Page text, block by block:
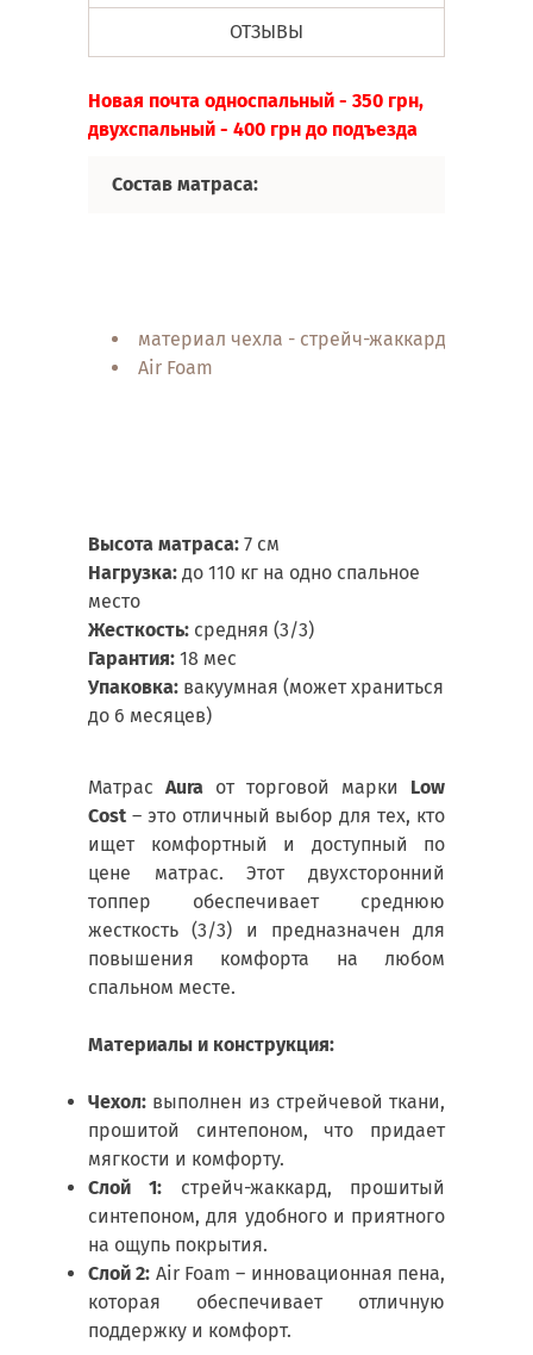
ОТЗЫВЫ
Новая почта односпальный - 350 грн,
двухспальный - 400 грн до подъезда
Состав матраса:
материал чехла - стрейч-жаккард,
Air Foam
Высота матраса: 7 см
Нагрузка: до 110 кг на одно спальное
место
Жесткость: средняя (3/3)
Гарантия: 18 мес
Упаковка: вакуумная (может храниться
до 6 месяцев)
Матрас Aura от торговой марки Low
Cost – это отличный выбор для тех, кто
ищет комфортный и доступный по
цене матрас. Этот двухсторонний
топпер обеспечивает среднюю
жесткость (3/3) и предназначен для
повышения комфорта на любом
спальном месте.
Материалы и конструкция:
Чехол: выполнен из стрейчевой ткани,
прошитой синтепоном, что придает
мягкости и комфорту.
Слой 1: стрейч-жаккард, прошитый
синтепоном, для удобного и приятного
на ощупь покрытия.
Слой 2: Air Foam – инновационная пена,
которая обеспечивает отличную
поддержку и комфорт.